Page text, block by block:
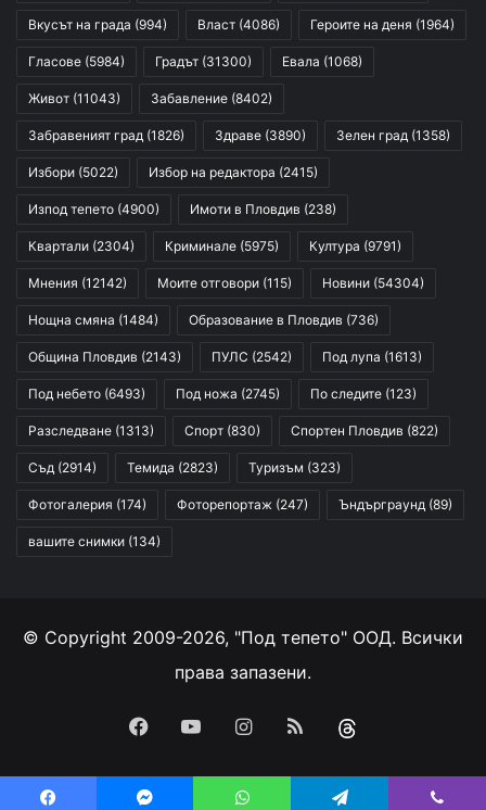
Вкусът на града (994) Власт (4086) Героите на деня (1964)
Гласове (5984) Градът (31300) Евала (1068)
Живот (11043) Забавление (8402)
Забравеният град (1826) Здраве (3890) Зелен град (1358)
Избори (5022) Избор на редактора (2415)
Изпод тепето (4900) Имоти в Пловдив (238)
Квартали (2304) Криминале (5975) Култура (9791)
Мнения (12142) Моите отговори (115) Новини (54304)
Нощна смяна (1484) Образование в Пловдив (736)
Община Пловдив (2143) ПУЛС (2542) Под лупа (1613)
Под небето (6493) Под ножа (2745) По следите (123)
Разследване (1313) Спорт (830) Спортен Пловдив (822)
Съд (2914) Темида (2823) Туризъм (323)
Фотогалерия (174) Фоторепортаж (247) Ъндърграунд (89)
вашите снимки (134)
© Copyright 2009-2026, "Под тепето" ООД. Всички
права запазени.
Facebook
YouTubeInstagram
RSS